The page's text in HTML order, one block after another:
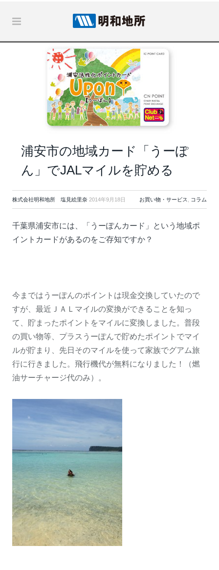
浦安市の地域カード「うーぽ
ん」でJALマイルを貯める
株式会社明和地所 塩見絵里奈 2014年9月18日 お買い物・サービス コラム
千葉県浦安市には、「うーぽんカード」という地域ポ
イントカードがあるのをご存知ですか？
今まではうーぽんのポイントは現金交換していたので
すが、最近ＪＡＬマイルの変換ができることを知っ
て、貯まったポイントをマイルに変換しました。普段
の買い物等、プラスうーぽんで貯めたポイントでマイ
ルが貯まり、先日そのマイルを使って家族でグアム旅
行に行きました。飛行機代が無料になりました！（燃
油サーチャージ代のみ）。